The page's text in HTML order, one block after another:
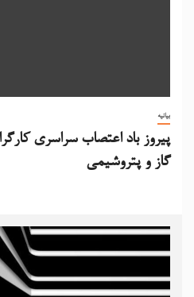
بیانیه
پیروز باد اعتصاب سراسری
گاز و پتروشیمی